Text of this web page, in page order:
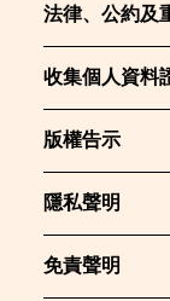
法律、公約及
收集個人資料
版權告示
隱私聲明
免責聲明